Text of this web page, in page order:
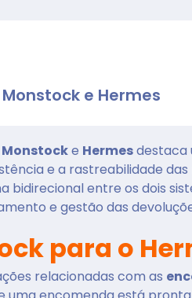
e Hermes
Monstocke Hermesdestaca
e a rastreabilidade
bidirecional entre os dois
e gestão das
para o
relacionadas com as